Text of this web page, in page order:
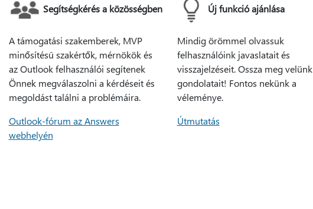
Segítségkérés a közösségben
A támogatási szakemberek, MVP
minősítésű szakértők, mérnökök és
az Outlook felhasználói segítenek
Önnek megválaszolni a kérdéseit és
megoldást találni a problémáira.
Outlook-fórum az Answers
webhelyén
Új funkció ajánlása
Mindig örömmel olvassuk
felhasználóink javaslatait és
visszajelzéseit. Ossza meg velünk
gondolatait! Fontos nekünk a
véleménye.
Útmutatás